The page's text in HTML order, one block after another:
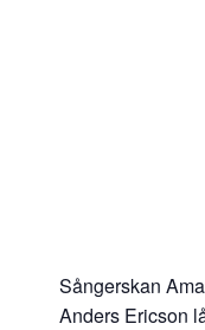
Sångerskan
Anders Ericson